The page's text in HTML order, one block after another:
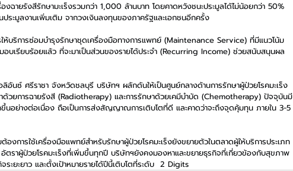
ฉายรังสีรักษามะเร็งรวมกว่า 1,000 ล้านบาท โดยคาดหวังชนะประมูลได้ไม่น้อยกว่า 50%
ระมูลงานเพิ่มเติม จากวงเงินลงทุนของภาครัฐและเอกชนอีกครั้ง
ห้บริการซ่อมบำรุงรักษาชุดเครื่องมือทางการแพทย์ (Maintenance Service) ที่มีแนวโน้ม
บเรียบร้อยแล้ว ที่จะมาเป็นส่วนของรายได้ประจำ (Recurring Income) ช่วยสนับสนุนผล
ลิอันซ์ ศรีราชา จังหวัดชลบุรี บริษัทฯ ผลักดันให้เป็นศูนย์กลางด้านการรักษาผู้ป่วยโรคมะเร็ง
ด้วยการฉายรังสี (Radiotherapy) และการรักษาด้วยเคมีบำบัด (Chemotherapy) ปัจจุบันมี
กขึ้นอย่างต่อเนื่อง ถือเป็นการส่งสัญญาณการเติบโตที่ดี และคาดว่าจะถึงจุดคุ้มทุน ภายใน 3-5
ต้องการใช้เครื่องมือแพทย์สำหรับรักษาผู้ป่วยโรคมะเร็งยังขยายตัวในตลาดผู้ให้บริการประเภท
ตราผู้ป่วยโรคมะเร็งที่เพิ่มขึ้นทุกปี บริษัทฯยังคงมองหาและขยายธุรกิจที่เกี่ยวข้องกับสุขภาพ
ะยะยาว และตั้งเป้าหมายรายได้ปีนี้เติบโตที่ระดับ  2 Digits